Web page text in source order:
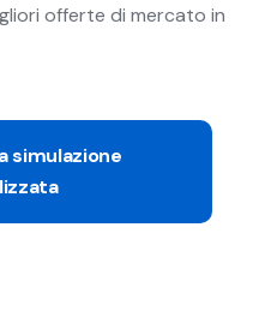
offerte di mercato in
simulazione